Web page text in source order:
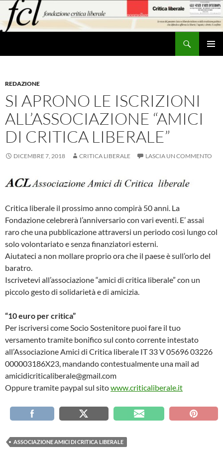
contenuto
REDAZIONE
SI APRONO LE ISCRIZIONI
ALL’ASSOCIAZIONE “AMICI
DI CRITICA LIBERALE”
DICEMBRE 7, 2018 CRITICA LIBERALE LASCIA UN COMMENTO
Critica liberale il prossimo anno compirà 50 anni. La
Fondazione celebrerà l’anniversario con vari eventi. E’ assai
raro che una pubblicazione attraversi un periodo così lungo col
solo volontariato e senza finanziatori esterni.
Aiutateci a non mollare proprio ora che il paese è sull’orlo del
baratro.
Iscrivetevi all’associazione “amici di critica liberale” con un
piccolo gesto di solidarietà e di amicizia.
“10 euro per critica”
Per iscriversi come Socio Sostenitore puoi fare il tuo
versamento tramite bonifico sul conto corrente intestato
all’Associazione Amici di Critica liberale IT 33 V 05696 03226
000003186X23, mandando contestualmente una mail ad
amicidicriticaliberale@gmail.com
Oppure tramite paypal sul sitowww.criticaliberale.it
ASSOCIAZIONE AMICI DI CRITICA LIBERALE